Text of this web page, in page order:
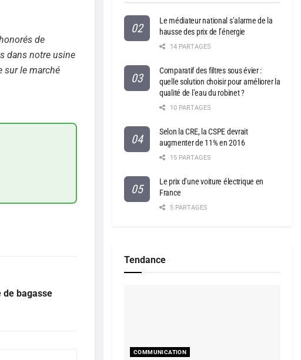
de
dans notre usine
sur le marché
de bagasse
Le médiateur national s’alarme de la
hausse des prix de l’énergie
14 PARTAGES
Comparatif des filtres sous évier :
quelle solution choisir pour améliorer la
qualité de l’eau du robinet ?
10 PARTAGES
Selon la CRE, la CSPE devrait
augmenter de 11% en 2016
15 PARTAGES
Le prix d’une voiture électrique en
France
5 PARTAGES
Tendance
COMMUNICATION